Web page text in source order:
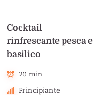
Cocktail
rinfrescante pesca e
basilico
20 min
Principiante